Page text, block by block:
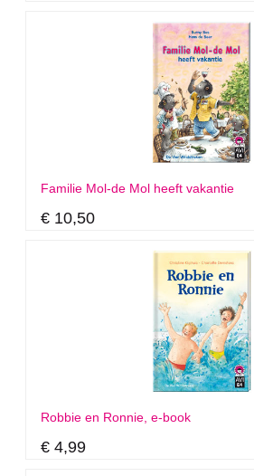
Familie Mol-de Mol heeft vakantie
€ 10,50
Robbie en Ronnie, e-book
€ 4,99